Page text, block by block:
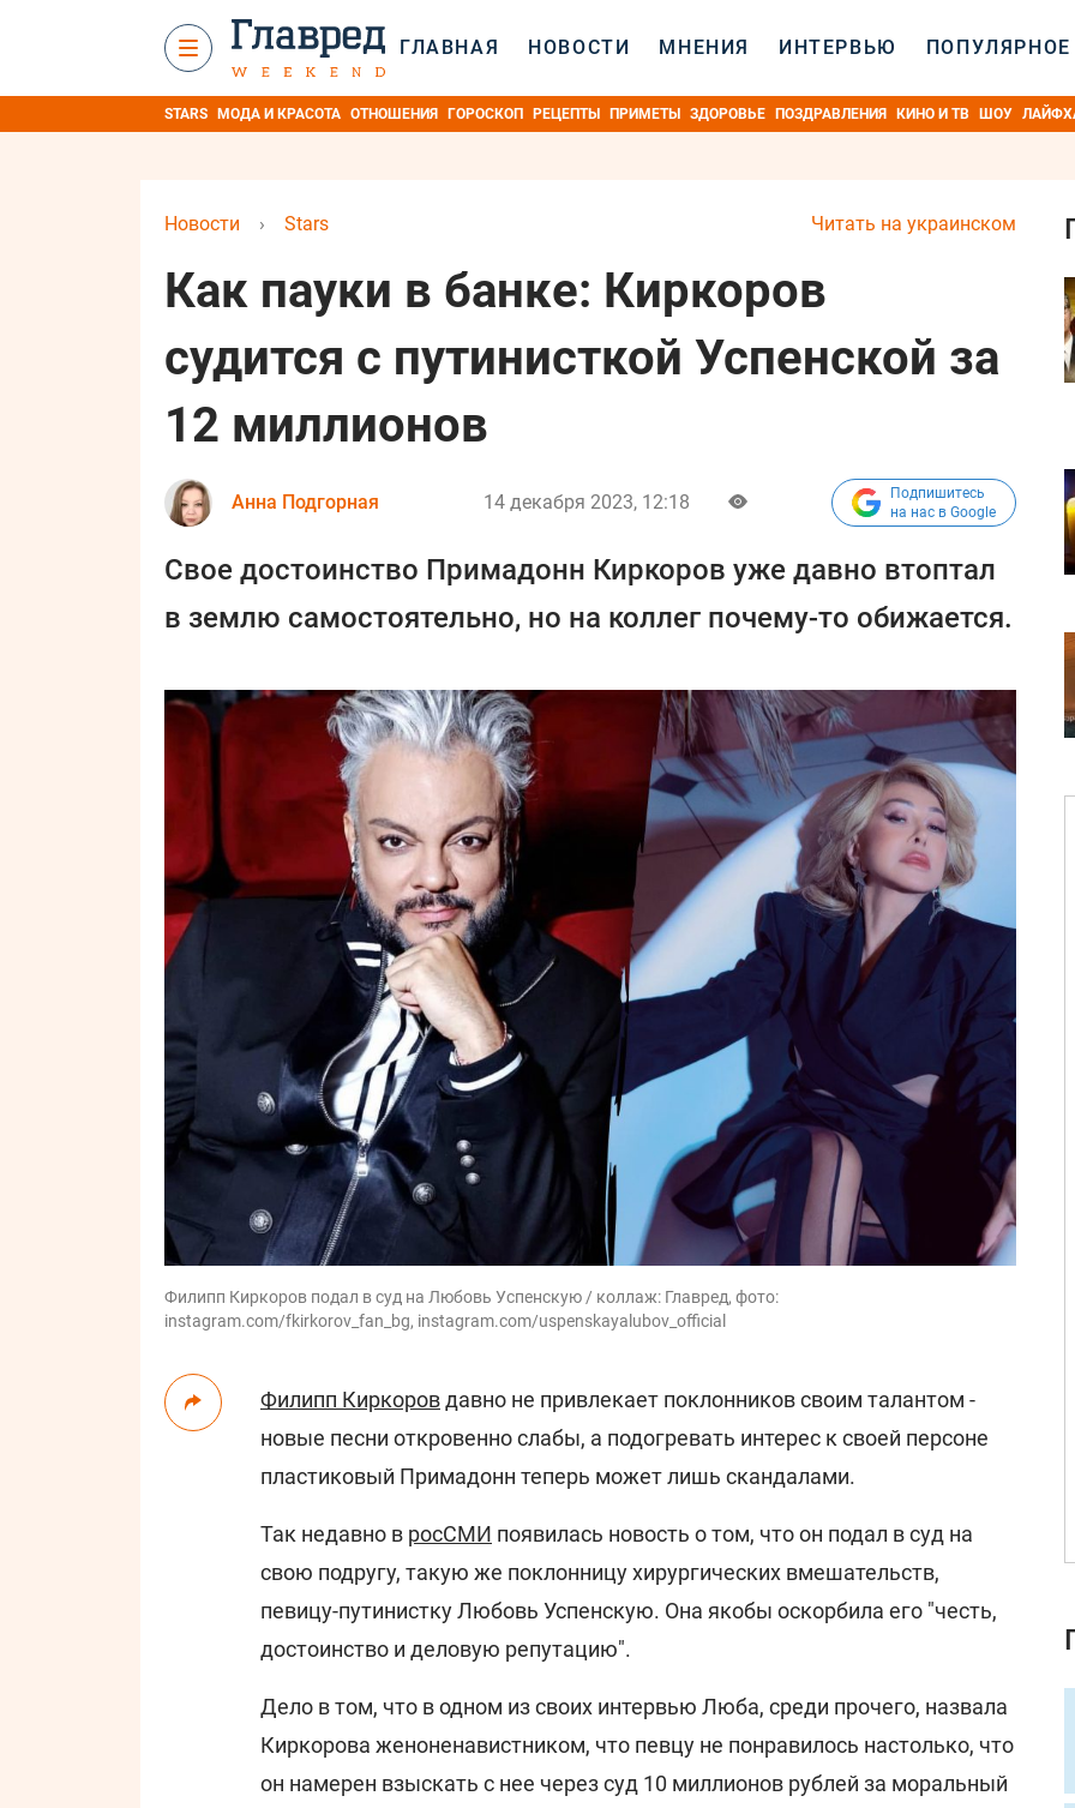
ГЛАВНАЯ НОВОСТИ МНЕНИЯ ИНТЕРВЬЮ ПОПУЛЯРНОЕ
STARS МОДА И КРАСОТА ОТНОШЕНИЯ ГОРОСКОП РЕЦЕПТЫ ПРИМЕТЫ ЗДОРОВЬЕ ПОЗДРАВЛЕНИЯ КИНО И ТВ ШОУ
Читать на украинском
Новости › Stars
Как пауки в банке: Киркоров
судится с путинисткой Успенской за
12 миллионов
Анна Подгорная 14 декабря 2023, 12:18
Подпишитесь
на нас в Google
Свое достоинство Примадонн Киркоров уже давно втоптал
в землю самостоятельно, но на коллег почему-то обижается.
Филипп Киркоров подал в суд на Любовь Успенскую / коллаж: Главред, фото:
instagram.com/fkirkorov_fan_bg, instagram.com/uspenskayalubov_official
Филипп Киркоровдавно не привлекает поклонников своим талантом -
новые песни откровенно слабы, а подогревать интерес к своей персоне
пластиковый Примадонн теперь может лишь скандалами.
Так недавно в росСМИ появилась новость о том, что он подал в суд на
свою подругу, такую же поклонницу хирургических вмешательств,
певицу-путинистку Любовь Успенскую. Она якобы оскорбила его "честь,
достоинство и деловую репутацию".
Дело в том, что в одном из своих интервью Люба, среди прочего, назвала
Киркорова женоненавистником, что певцу не понравилось настолько, что
он намерен взыскать с нее через суд 10 миллионов рублей за моральный